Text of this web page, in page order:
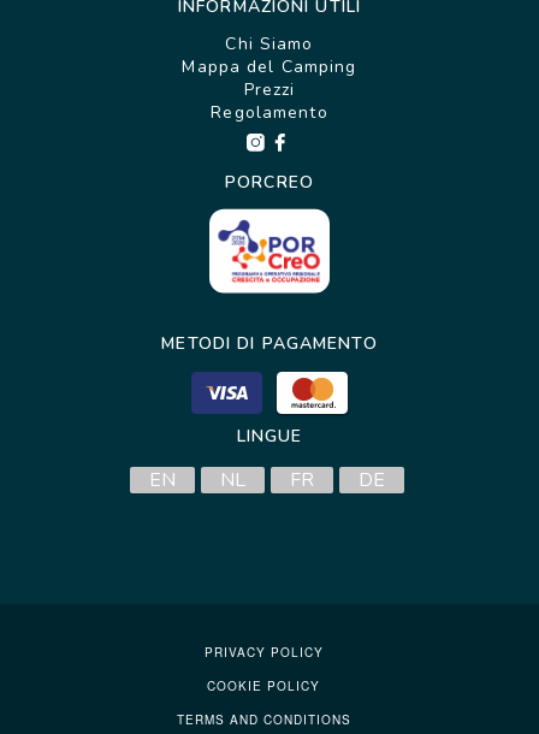
INFORMAZIONI UTILI
Chi Siamo
Mappa del Camping
Prezzi
Regolamento
PORCREO
METODI DI PAGAMENTO
LINGUE
EN NL FR DE
PRIVACY POLICY
COOKIE POLICY
TERMS AND CONDITIONS